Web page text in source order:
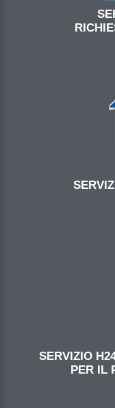
SERVIZIO
PER IL